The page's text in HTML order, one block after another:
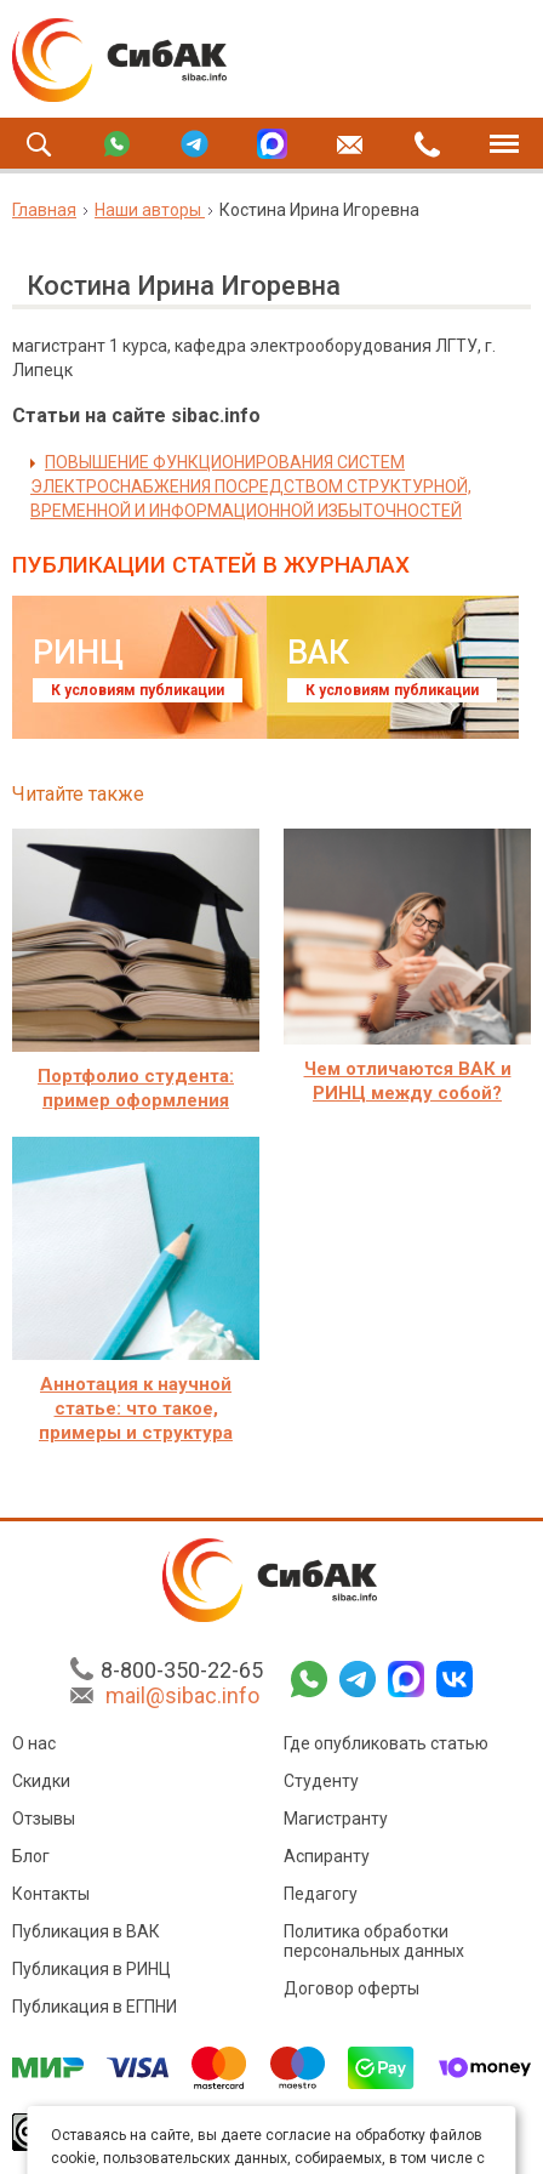
Главная Наши авторы Костина Ирина Игоревна
Костина Ирина Игоревна
магистрант 1 курса, кафедра электрооборудования ЛГТУ, г.
Липецк
Статьи на сайте sibac.info
ПОВЫШЕНИЕ ФУНКЦИОНИРОВАНИЯ СИСТЕМ
ЭЛЕКТРОСНАБЖЕНИЯ ПОСРЕДСТВОМ СТРУКТУРНОЙ,
ВРЕМЕННОЙ И ИНФОРМАЦИОННОЙ ИЗБЫТОЧНОСТЕЙ
ПУБЛИКАЦИИ СТАТЕЙ В ЖУРНАЛАХ
РИНЦ
К условиям публикации
ВАК
К условиям публикации
Читайте также
Портфолио студента:
пример оформления
Чем отличаются ВАК и
РИНЦ между собой?
Аннотация к научной
статье: что такое,
примеры и структура
8-800-350-22-65
mail@sibac.info
О нас
Скидки
Отзывы
Блог
Контакты
Где опубликовать статью
Студенту
Магистранту
Аспиранту
Педагогу
Публикация в ВАК
Публикация в РИНЦ
Публикация в ЕГПНИ
Политика обработки
персональных данных
Договор оферты
произведение доступно полицензии Creative
Commons «Attribution» («Атрибуция») 4.0
Оставаясь на сайте, вы даете согласие на обработку файлов
cookie, пользовательских данных, собираемых, в том числе с